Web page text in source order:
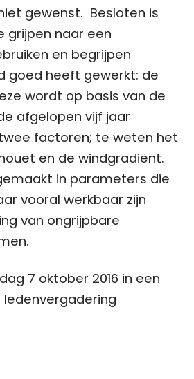
gewenst. Besloten is
grijpen naar een
en begrijpen
goed heeft gewerkt: de
wordt op basis van de
afgelopen vijf jaar
factoren; te weten het
en de windgradiënt.
in parameters die
vooral werkbaar zijn
van ongrijpbare
7 oktober 2016 in een